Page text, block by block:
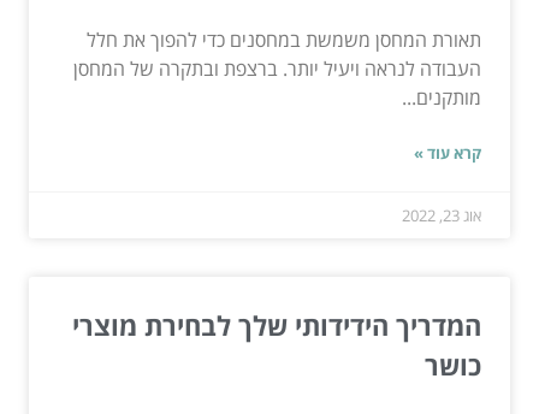
תאורת המחסן משמשת במחסנים כדי להפוך את חלל
העבודה לנראה ויעיל יותר. ברצפת ובתקרה של המחסן
מותקנים...
קרא עוד »
אוג 23, 2022
המדריך הידידותי שלך לבחירת מוצרי
כושר